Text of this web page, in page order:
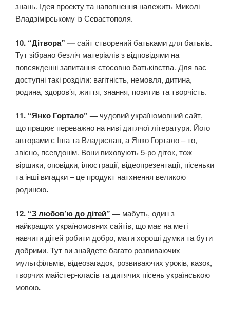
знань. Ідея проекту та наповнення належить Миколі
Владзімірському із Севастополя.
10. “Дітвора” —сайт створений батьками для батьків.
Тут зібрано безліч матеріалів з відповідями на
повсякденні запитання стосовно батьківства. Для вас
доступні такі розділи: вагітність, немовля, дитина,
родина, здоров’я, життя, знання, позитив та творчість.
11. “Янко Гортало” — чудовий україномовний сайт,
що працює переважно на ниві дитячої літератури. Його
авторами є Інга та Владислав, а Янко Гортало – то,
звісно, псевдонім. Вони виховують 5-ро діток, тож
віршики, оповідки, ілюстрації, відеопрезентації, пісеньки
та інші вигадки – це продукт натхнення великою
родиною.
12. “З любов’ю до дітей” — мабуть, один з
найкращих україномовних сайтів, що має на меті
навчити дітей робити добро, мати хороші думки та бути
добрими. Тут ви знайдете багато розвиваючих
мультфільмів, відеозагадок, розвиваючих уроків, казок,
творчих майстер-класів та дитячих пісень українською
мовою.